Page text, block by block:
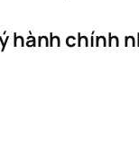
hành chính